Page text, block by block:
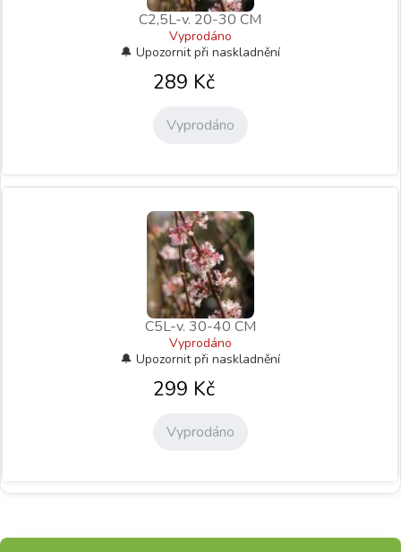
C2,5L-v. 20-30 CM
Vyprodáno
289 Kč
Vyprodáno
C5L-v. 30-40 CM
Vyprodáno
299 Kč
Vyprodáno